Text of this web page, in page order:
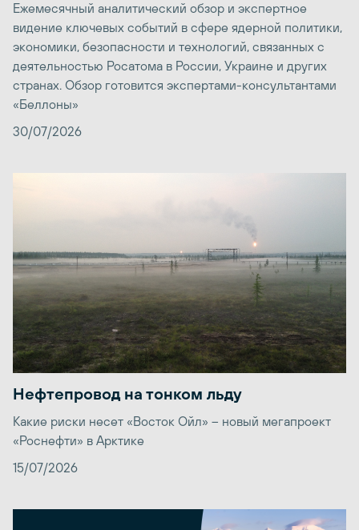
Ежемесячный аналитический обзор и экспертное
видение ключевых событий в сфере ядерной политики,
экономики, безопасности и технологий, связанных с
деятельностью Росатома в России, Украине и других
странах. Обзор готовится экспертами-консультантами
«Беллоны»
30/07/2026
Нефтепровод на тонком льду
Какие риски несет «Восток Ойл» – новый мегапроект
«Роснефти» в Арктике
15/07/2026